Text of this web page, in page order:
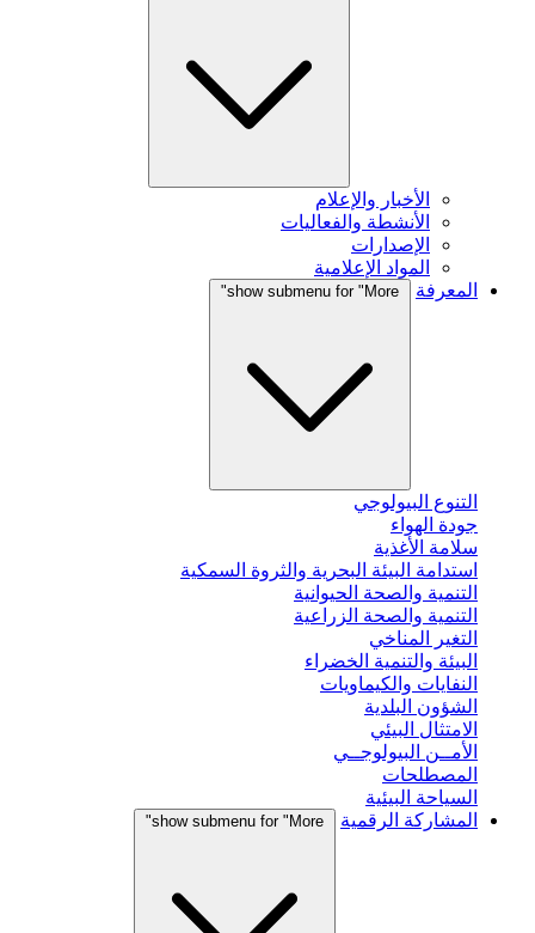
الأخبار والإعلام
الأنشطة والفعاليات
الإصدارات
المواد الإعلامية
المعرفة
show submenu for "More"
التنوع البيولوجي
جودة الهواء
سلامة الأغذية
استدامة البيئة البحرية والثروة السمكية
التنمية والصحة الحيوانية
التنمية والصحة الزراعية
التغير المناخي
البيئة والتنمية الخضراء
النفايات والكيماويات
الشؤون البلدية
الامتثال البيئي
الأمــن البيولوجــي
المصطلحات
السياحة البيئية
المشاركة الرقمية
show submenu for "More"